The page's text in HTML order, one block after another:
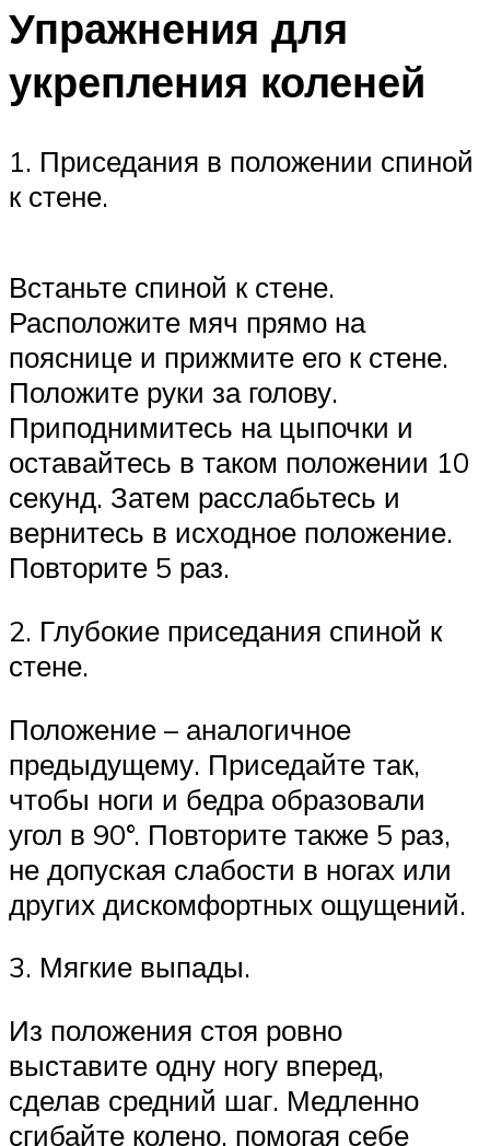
Упражнения для
укрепления коленей
1. Приседания в положении спиной
к стене.
Встаньте спиной к стене.
Расположите мяч прямо на
пояснице и прижмите его к стене.
Положите руки за голову.
Приподнимитесь на цыпочки и
оставайтесь в таком положении 10
секунд. Затем расслабьтесь и
вернитесь в исходное положение.
Повторите 5 раз.
2. Глубокие приседания спиной к
стене.
Положение – аналогичное
предыдущему. Приседайте так,
чтобы ноги и бедра образовали
угол в 90°. Повторите также 5 раз,
не допуская слабости в ногах или
других дискомфортных ощущений.
3. Мягкие выпады.
Из положения стоя ровно
выставите одну ногу вперед,
сделав средний шаг. Медленно
сгибайте колено, помогая себе